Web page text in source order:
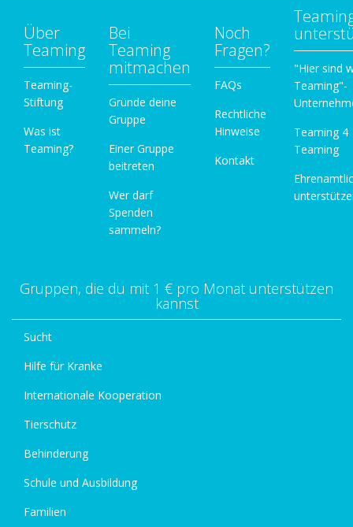
Über
Teaming
Teaming-
Stiftung
Was ist
Teaming?
Bei
Teaming
mitmachen
Gründe deine
Gruppe
Einer Gruppe
beitreten
Wer darf
Spenden
sammeln?
Noch
Fragen?
FAQs
Rechtliche
Hinweise
Kontakt
"Hier sind
Teaming"-
Teaming 4
Teaming
Gruppen, die du mit 1 € pro Monat unterstützen
kannst
Sucht
Hilfe für Kranke
Internationale Kooperation
Tierschutz
Behinderung
Schule und Ausbildung
Familien